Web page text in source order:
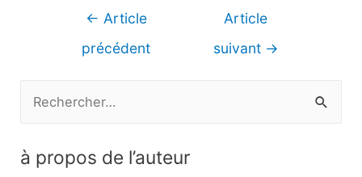
Navigation
← Article
précédent
Article
suivant →
h
à propos de l’auteur